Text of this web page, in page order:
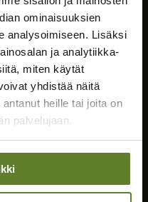
ominaisuuksien
analysoimiseen. Lisäksi
ja analytiikka-
miten käytät
yhdistää näitä
heille tai joita on
palvelujaan.